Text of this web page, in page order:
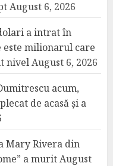
August 6, 2026
a intrat în
este milionarul care
nivelAugust 6, 2026
acum,
de acasă și a
Mary Rivera din
a muritAugust